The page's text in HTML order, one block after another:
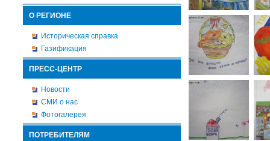
О РЕГИОНЕ
Историческая справка
Газификация
ПРЕСС-ЦЕНТР
Новости
СМИ о нас
Фотогалерея
ПОТРЕБИТЕЛЯМ